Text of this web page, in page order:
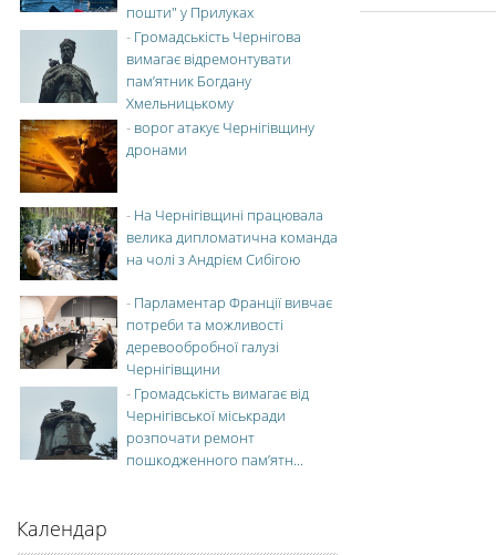
пошти" у Прилуках
- Громадськість Чернігова
вимагає відремонтувати
пам’ятник Богдану
Хмельницькому
- ворог атакує Чернігівщину
дронами
- На Чернігівщині працювала
велика дипломатична команда
на чолі з Андрієм Сибігою
- Парламентар Франції вивчає
потреби та можливості
деревообробної галузі
Чернігівщини
- Громадськість вимагає від
Чернігівської міськради
розпочати ремонт
пошкодженного пам’ятн...
Календар